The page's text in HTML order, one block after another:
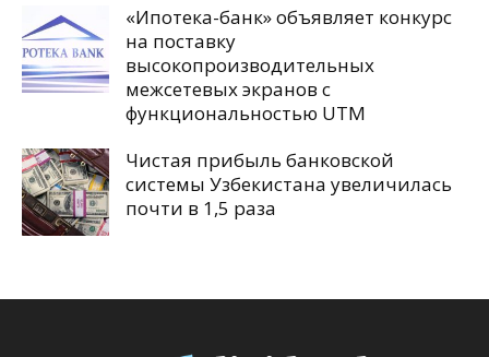
«Ипотека-банк» объявляет конкурс
на поставку
высокопроизводительных
межсетевых экранов с
функциональностью UTM
Чистая прибыль банковской
системы Узбекистана увеличилась
почти в 1,5 раза